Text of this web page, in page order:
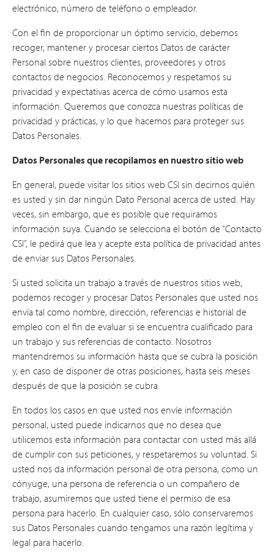
electrónico, número de teléfono o empleador.
Con el fin de proporcionar un óptimo servicio, debemos
recoger, mantener y procesar ciertos Datos de carácter
Personal sobre nuestros clientes, proveedores y otros
contactos de negocios. Reconocemos y respetamos su
privacidad y expectativas acerca de cómo usamos esta
información. Queremos que conozca nuestras políticas de
privacidad y prácticas, y lo que hacemos para proteger sus
Datos Personales.
Datos Personales que recopilamos en nuestro sitio web
En general, puede visitar los sitios web CSI sin decirnos quién
es usted y sin dar ningún Dato Personal acerca de usted. Hay
veces, sin embargo, que es posible que requiramos
información suya. Cuando se selecciona el botón de “Contacto
CSI”, le pedirá que lea y acepte esta política de privacidad antes
de enviar sus Datos Personales.
Si usted solicita un trabajo a través de nuestros sitios web,
podemos recoger y procesar Datos Personales que usted nos
envía tal como nombre, dirección, referencias e historial de
empleo con el fin de evaluar si se encuentra cualificado para
un trabajo y sus referencias de contacto. Nosotros
mantendremos su información hasta que se cubra la posición
y, en caso de disponer de otras posiciones, hasta seis meses
después de que la posición se cubra.
En todos los casos en que usted nos envíe información
personal, usted puede indicarnos que no desea que
utilicemos esta información para contactar con usted más allá
de cumplir con sus peticiones, y respetaremos su voluntad. Si
usted nos da información personal de otra persona, como un
cónyuge, una persona de referencia o un compañero de
trabajo, asumiremos que usted tiene el permiso de esa
persona para hacerlo. En cualquier caso, sólo conservaremos
sus Datos Personales cuando tengamos una razón legítima y
legal para hacerlo.